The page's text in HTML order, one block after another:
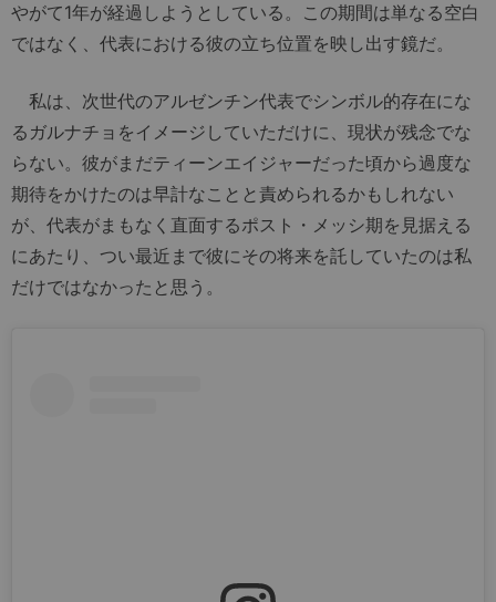
やがて1年が経過しようとしている。この期間は単なる空白
ではなく、代表における彼の立ち位置を映し出す鏡だ。
私は、次世代のアルゼンチン代表でシンボル的存在にな
るガルナチョをイメージしていただけに、現状が残念でな
らない。彼がまだティーンエイジャーだった頃から過度な
期待をかけたのは早計なことと責められるかもしれない
が、代表がまもなく直面するポスト・メッシ期を見据える
にあたり、つい最近まで彼にその将来を託していたのは私
だけではなかったと思う。